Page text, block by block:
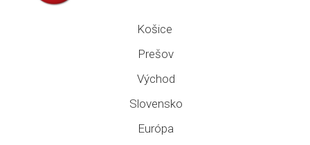
Košice
Prešov
Východ
Slovensko
Európa